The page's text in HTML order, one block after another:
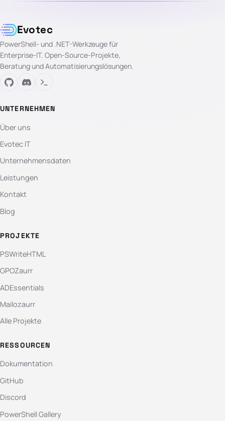
Evotec
PowerShell- und .NET-Werkzeuge für
Enterprise-IT. Open-Source-Projekte,
Beratung und Automatisierungslösungen.
UNTERNEHMEN
Über uns
Evotec IT
Unternehmensdaten
Leistungen
Kontakt
Blog
PROJEKTE
PSWriteHTML
GPOZaurr
ADEssentials
Mailozaurr
Alle Projekte
RESSOURCEN
Dokumentation
GitHub
Discord
PowerShell Gallery